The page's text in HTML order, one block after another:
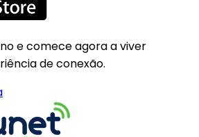
e comece agora a viver
de conexão.